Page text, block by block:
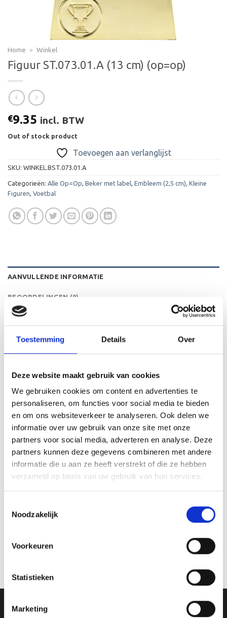
Toestemming Details Over
Deze website maakt gebruik van cookies
We gebruiken cookies om content en advertenties te
personaliseren, om functies voor social media te bieden
en om ons websiteverkeer te analyseren. Ook delen we
informatie over uw gebruik van onze site met onze
partners voor social media, adverteren en analyse. Deze
partners kunnen deze gegevens combineren met andere
informatie die u aan ze heeft verstrekt of die ze hebben
verzameld op basis van uw gebruik van hun services.
Noodzakelijk
Voorkeuren
Statistieken
Marketing
Home » Winkel
Figuur ST.073.01.A (13 cm) (op=op)
€9.35 incl. BTW
Out of stock product
Toevoegen aan verlanglijst
SKU: WINKEL.BST.073.01.A
Categorieën: Alle Op=Op, Beker met label, Embleem (2,5 cm), Kleine
Figuren, Voetbal
AANVULLENDE INFORMATIE
BEOORDELINGEN (0)
HOOGTE 13 cm
GERELATEERDE PRODUCTEN
aan
verlanglijst
€6.90
aan
verlanglijst
incl. BTW
Ons Adres